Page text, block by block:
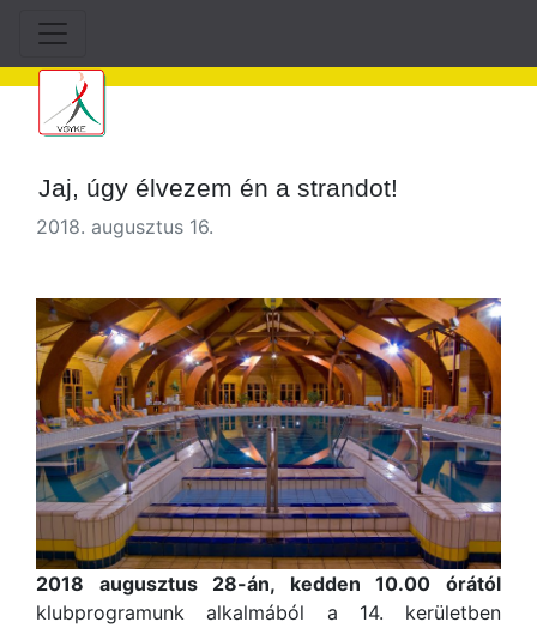
Jaj, úgy élvezem én a strandot!
2018. augusztus 16.
2018 augusztus 28-án, kedden 10.00 órától
klubprogramunk alkalmából a 14. kerületben